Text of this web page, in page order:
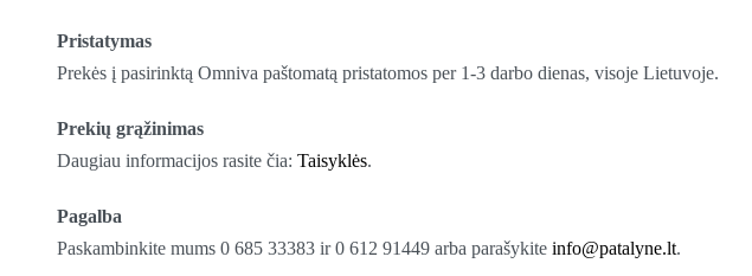
Pristatymas
Prekės į pasirinktą Omniva paštomatą pristatomos per 1-3 darbo dienas, visoje Lietuvoje.
Prekių grąžinimas
Daugiau informacijos rasite čia: Taisyklės.
Pagalba
Paskambinkite mums 0 685 33383 ir 0 612 91449 arba parašykite info@patalyne.lt.